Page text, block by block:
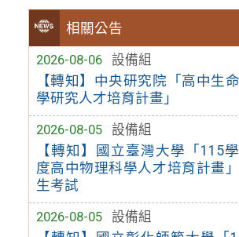
相關公告
2026-08-06
設備組
【轉知】中央研究院「高中生
學研究人才培育計畫」
2026-08-05
設備組
【轉知】國立臺灣大學「115
度高中物理科學人才培育計畫
生考試
2026-08-05
設備組